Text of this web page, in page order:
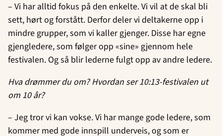
– Vi har alltid fokus på den enkelte. Vi vil at de skal bli
sett, hørt og forstått. Derfor deler vi deltakerne opp i
mindre grupper, som vi kaller gjenger. Disse har egne
gjengledere, som følger opp «sine» gjennom hele
festivalen. Og så blir lederne fulgt opp av andre ledere.
Hva drømmer du om? Hvordan ser 10:13-festivalen ut
om 10 år?
– Jeg tror vi kan vokse. Vi har mange gode ledere, som
kommer med gode innspill underveis, og som er